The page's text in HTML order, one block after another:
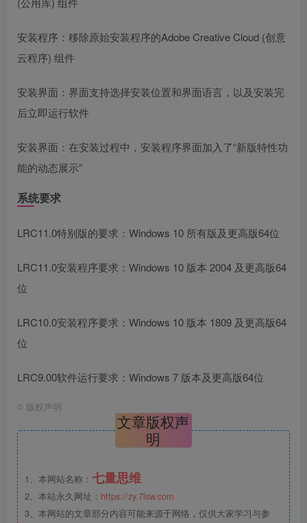
安装程序：移除原始安装程序的Adobe Creative Cloud (创意
云程序) 组件
安装界面：界面支持选择安装位置和界面语言，以及安装完
后立即运行软件
安装界面：在安装过程中，安装程序界面加入了“新版特性功
能的动态展示”
系统要求
LRC11.0特别版的要求：Windows 10 所有版及更高版64位
LRC11.0安装程序要求：Windows 10 版本 2004 及更高版64
位
LRC10.0安装程序要求：Windows 10 版本 1809 及更高版64
位
LRC9.00软件运行要求：Windows 7 版本及更高版64位
© 版权声明
文章版权声
明
1、本网站名称： 七量思维
2、本站永久网址： https://zy.7lsw.com
3、本网站的文章部分内容可能来源于网络，仅供大家学习与参